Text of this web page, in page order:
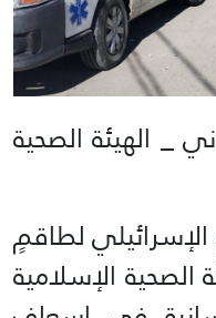
_ الهيئة الصحية
لطاقمٍ
الصحية الإسلامية